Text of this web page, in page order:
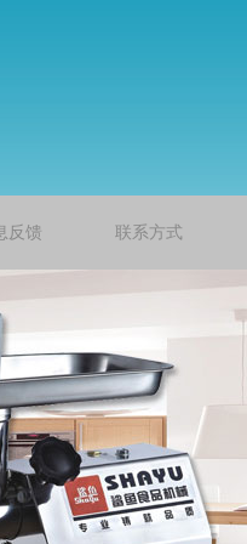
反馈 联系方式